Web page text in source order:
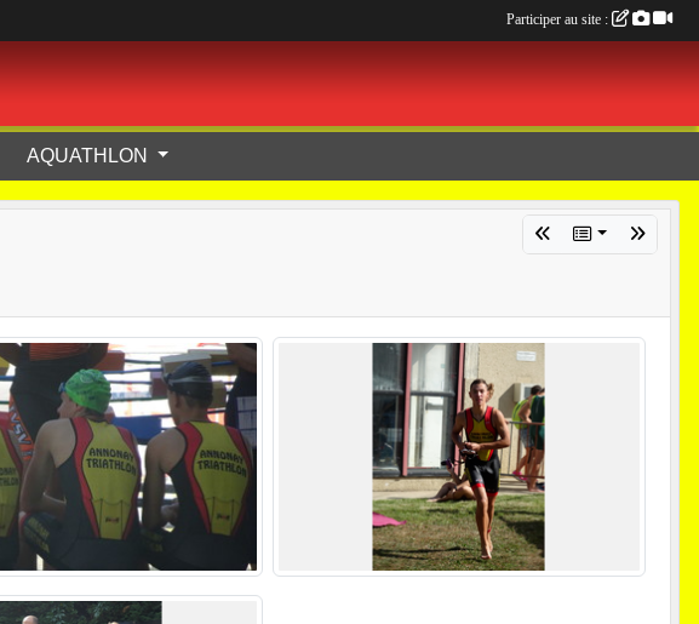
AQUATHLON
Participer au site :